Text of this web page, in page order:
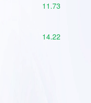
11.73
14.22